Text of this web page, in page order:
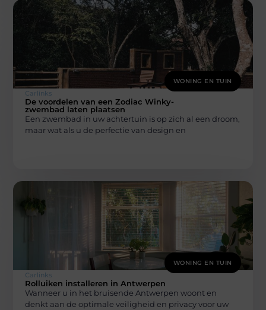
WONING EN TUIN
Carlinks
De voordelen van een Zodiac Winky-
zwembad laten plaatsen
Een zwembad in uw achtertuin is op zich al een droom,
maar wat als u de perfectie van design en
WONING EN TUIN
Carlinks
Rolluiken installeren in Antwerpen
Wanneer u in het bruisende Antwerpen woont en
denkt aan de optimale veiligheid en privacy voor uw